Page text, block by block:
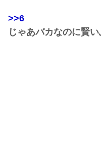
>>6
じゃあバカなのに賢